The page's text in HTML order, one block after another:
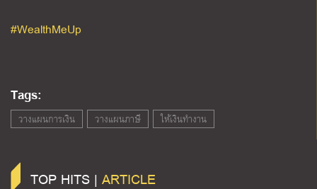
#WealthMeUp
Tags:
วางแผนการเงิน วางแผนภาษี ให้เงินทำงาน
TOP HITS | ARTICLE